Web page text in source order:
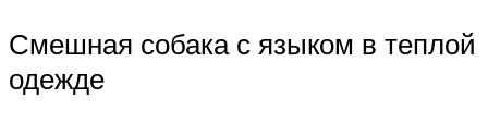
Смешная собака с языком в теплой
одежде